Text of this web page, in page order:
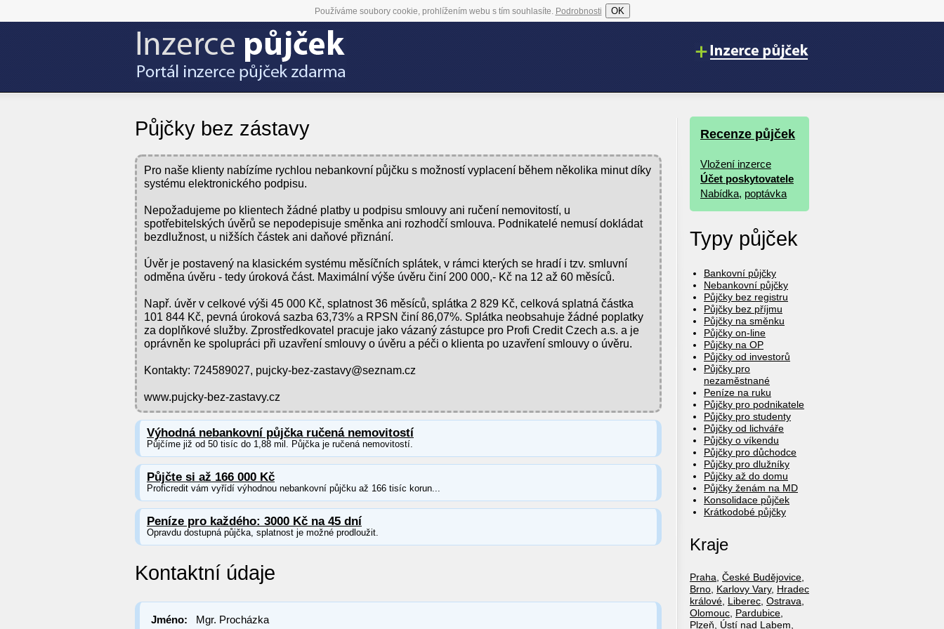
Používáme soubory cookie, prohlížením webu s tím souhlasíte. Podrobnosti OK
Půjčky bez zástavy
Pro naše klienty nabízíme rychlou nebankovní půjčku s možností vyplacení během několika minut díky
systému elektronického podpisu.
Nepožadujeme po klientech žádné platby u podpisu smlouvy ani ručení nemovitostí, u
spotřebitelských úvěrů se nepodepisuje směnka ani rozhodčí smlouva. Podnikatelé nemusí dokládat
bezdlužnost, u nižších částek ani daňové přiznání.
Úvěr je postavený na klasickém systému měsíčních splátek, v rámci kterých se hradí i tzv. smluvní
odměna úvěru - tedy úroková část. Maximální výše úvěru činí 200 000,- Kč na 12 až 60 měsíců.
Např. úvěr v celkové výši 45 000 Kč, splatnost 36 měsíců, splátka 2 829 Kč, celková splatná částka
101 844 Kč, pevná úroková sazba 63,73% a RPSN činí 86,07%. Splátka neobsahuje žádné poplatky
za doplňkové služby. Zprostředkovatel pracuje jako vázaný zástupce pro Profi Credit Czech a.s. a je
oprávněn ke spolupráci při uzavření smlouvy o úvěru a péči o klienta po uzavření smlouvy o úvěru.
Kontakty: 724589027, pujcky-bez-zastavy@seznam.cz
www.pujcky-bez-zastavy.cz
Výhodná nebankovní půjčka ručená nemovitostí
Půjčíme již od 50 tisíc do 1,88 mil. Půjčka je ručená nemovitostí.
Půjčte si až 166 000 Kč
Proficredit vám vyřídí výhodnou nebankovní půjčku až 166 tisíc korun...
Peníze pro každého: 3000 Kč na 45 dní
Opravdu dostupná půjčka, splatnost je možné prodloužit.
Kontaktní údaje
Jméno: Mgr. Procházka
Recenze půjček
Vložení inzerce
Účet poskytovatele
Nabídka, poptávka
Typy půjček
Bankovní půjčky
Nebankovní půjčky
Půjčky bez registru
Půjčky bez příjmu
Půjčky na směnku
Půjčky on-line
Půjčky na OP
Půjčky od investorů
Půjčky pro
nezaměstnané
Peníze na ruku
Půjčky pro podnikatele
Půjčky pro studenty
Půjčky od lichváře
Půjčky o víkendu
Půjčky pro důchodce
Půjčky pro dlužníky
Půjčky až do domu
Půjčky ženám na MD
Konsolidace půjček
Krátkodobé půjčky
Kraje
Praha, České Budějovice,
Brno, Karlovy Vary, Hradec
králové, Liberec, Ostrava,
Olomouc, Pardubice,
Plzeň, Ústí nad Labem,